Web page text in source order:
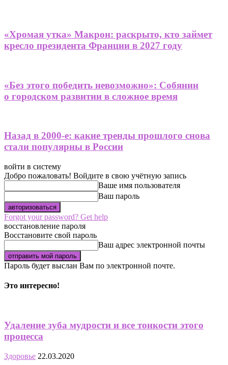
«Хромая утка» Макрон: раскрыто, кто займет
кресло президента Франции в 2027 году
«Без этого победить невозможно»: Собянин
о городском развитии в сложное время
Назад в 2000-е: какие тренды прошлого снова
стали популярны в России
войти в систему
Добро пожаловать! Войдите в свою учётную запись
Ваше имя пользователя
Ваш пароль
Forgot your password? Get help
восстановление пароля
Восстановите свой пароль
Ваш адрес электронной почты
Пароль будет выслан Вам по электронной почте.
Это интересно!
Удаление зуба мудрости и все тонкости этого
процесса
Здоровье 22.03.2020